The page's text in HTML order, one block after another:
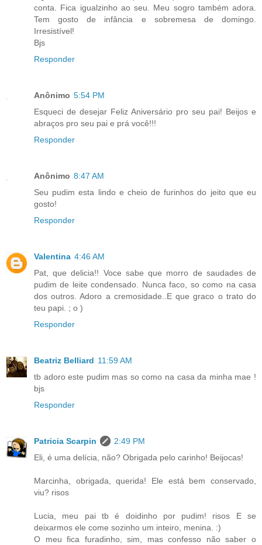
conta. Fica igualzinho ao seu. Meu sogro também adora.
Tem gosto de infância e sobremesa de domingo.
Irresistível!
Bjs
Responder
Anônimo 5:54 PM
Esqueci de desejar Feliz Aniversário pro seu pai! Beijos e
abraços pro seu pai e prá você!!!
Responder
Anônimo 8:47 AM
Seu pudim esta lindo e cheio de furinhos do jeito que eu
gosto!
Responder
Valentina 4:46 AM
Pat, que delicia!! Voce sabe que morro de saudades de
pudim de leite condensado. Nunca faco, so como na casa
dos outros. Adoro a cremosidade..E que graco o trato do
teu papi. ; o )
Responder
Beatriz Belliard 11:59 AM
tb adoro este pudim mas so como na casa da minha mae !
bjs
Responder
Patricia Scarpin
2:49 PM
Eli, é uma delícia, não? Obrigada pelo carinho! Beijocas!
Marcinha, obrigada, querida! Ele está bem conservado,
viu? risos
Lucia, meu pai tb é doidinho por pudim! risos E se
deixarmos ele come sozinho um inteiro, menina. :)
O meu fica furadinho, sim, mas confesso não saber o